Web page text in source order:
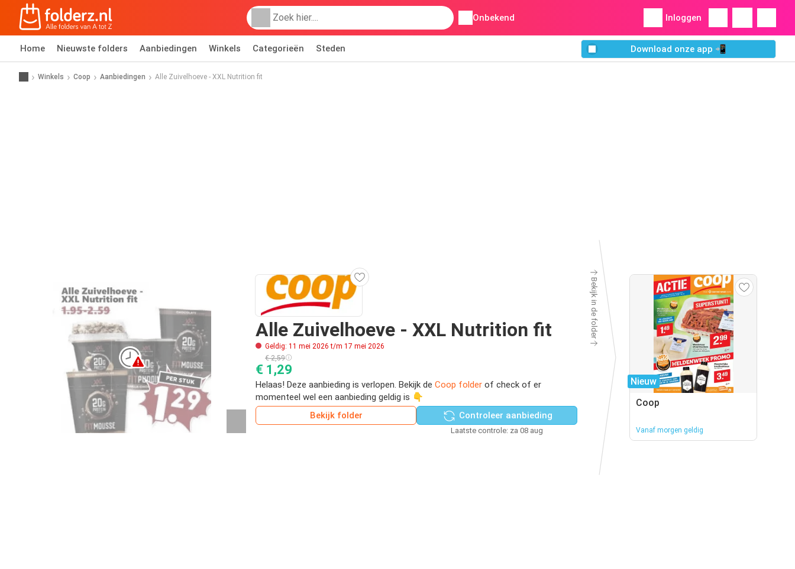
Onbekend Inloggen
Home Nieuwste folders Aanbiedingen Winkels Categorieën Steden Download onze app 📲
Winkels Coop Aanbiedingen Alle Zuivelhoeve - XXL Nutrition fit
Alle Zuivelhoeve - XXL Nutrition fit
Geldig: 11 mei 2026 t/m 17 mei 2026
€ 2,59
€ 1,29
Helaas! Deze aanbieding is verlopen. Bekijk de Coop folder of check of er
momenteel wel een aanbieding geldig is 👇
Bekijk folder
Controleer aanbieding
Laatste controle: za 08 aug
Bekijk in de folder
Nieuw
Coop
Vanaf morgen geldig